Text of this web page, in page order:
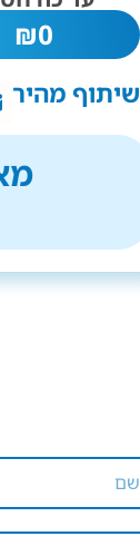
0
₪
שיתוף מהיר